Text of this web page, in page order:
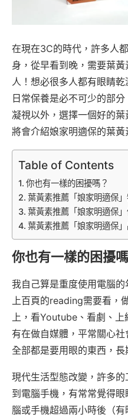
在現在3C的時代，許多人
身，從早看到晚，需要葉
人！想必很多人都有眼睛
日常保養是必不可少的部
凝視以外，選擇一個好的
將會介紹娘家明適保的葉黃
Table of Contents
你也有一樣的困擾嗎？
葉黃素推薦「娘家明適保
葉黃素推薦「娘家明適保
葉黃素推薦「娘家明適保
你也有一樣的困擾
我自己算是重度使用電腦
上百頁的reading需要看，
上，看Youtube、看劇、上
有在做自媒體，平常關心
全部都是要用眼的東西，
現代生活型態改變，許多
到電腦手機，有常常覺得
腦或手機超過兩小時後（